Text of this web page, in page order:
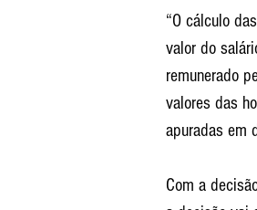
“O cálculo
valor do
remunerado
valores das
apuradas em
Com a